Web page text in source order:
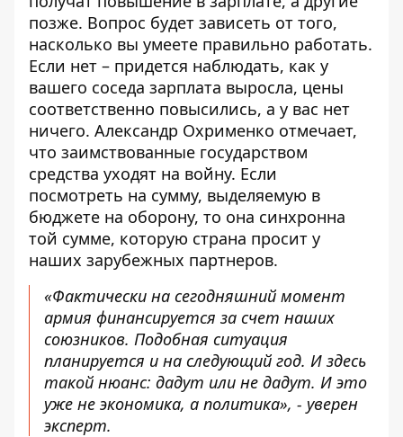
позже. Вопрос будет зависеть от того,
насколько вы умеете правильно работать.
Если нет – придется наблюдать, как у
вашего соседа зарплата выросла, цены
соответственно повысились, а у вас нет
ничего. Александр Охрименко отмечает,
что заимствованные государством
средства уходят на войну. Если
посмотреть на сумму, выделяемую в
бюджете на оборону, то она синхронна
той сумме, которую страна просит у
наших зарубежных партнеров.
«Фактически на сегодняшний момент
армия финансируется за счет наших
союзников. Подобная ситуация
планируется и на следующий год. И здесь
такой нюанс: дадут или не дадут. И это
уже не экономика, а политика», - уверен
эксперт.